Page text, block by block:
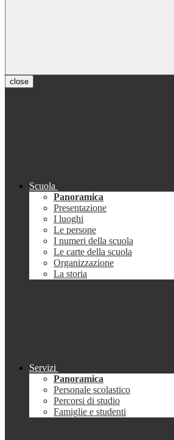
close
Scuola
Panoramica
Presentazione
I luoghi
Le persone
I numeri della scuola
Le carte della scuola
Organizzazione
La storia
Servizi
Panoramica
Personale scolastico
Percorsi di studio
Famiglie e studenti